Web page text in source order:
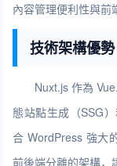
內容管理便利性與前
技術架構優勢
Nuxt.js 作為
態站點生成（SSG
合 WordPress 強大
前後端分離的架構，